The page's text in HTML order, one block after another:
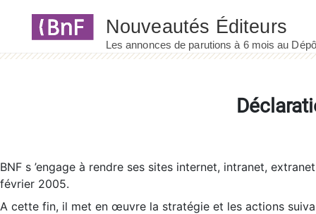
BNF s ’engage à rendre ses sites internet, intranet,
février 2005.
A cette fin, il met en œuvre la stratégie et les actions